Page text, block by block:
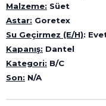
Malzeme: Süet
Astar: Goretex
Su Geçirmez (E/H):
Kapanış: Dantel
Kategori: B/C
Son: N/A